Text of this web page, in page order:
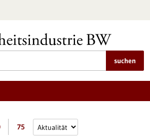
suchen
75